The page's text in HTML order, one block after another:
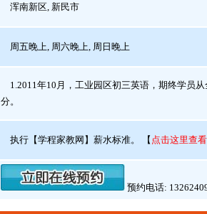
浑南新区, 新民市
周五晚上, 周六晚上, 周日晚上
1.2011年10月，工业园区初三英语，期终学员
分。
执行【学程家教网】薪水标准。 【 点击这里查
预约电话: